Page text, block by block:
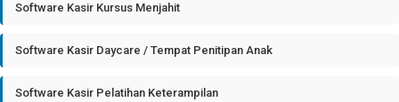
Software Kasir Kursus Menjahit
Software Kasir Daycare / Tempat Penitipan Anak
Software Kasir Pelatihan Keterampilan